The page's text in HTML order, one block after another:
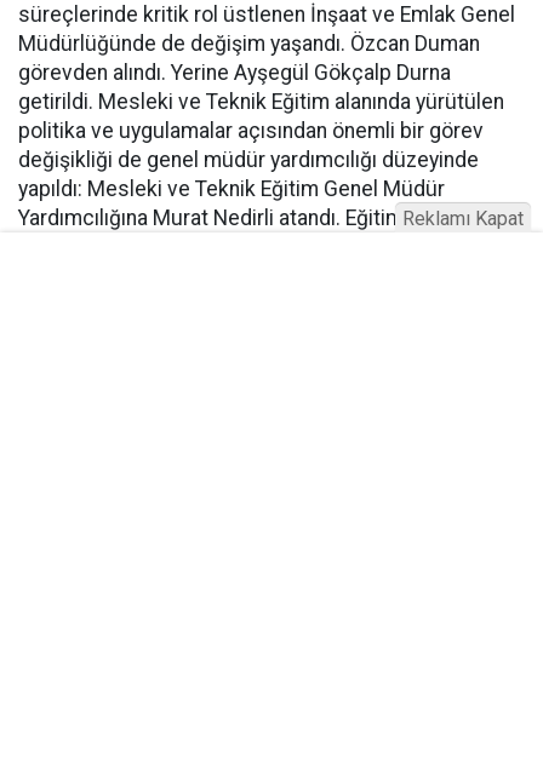
süreçlerinde kritik rol üstlenen İnşaat ve Emlak Genel
Müdürlüğünde de değişim yaşandı. Özcan Duman
görevden alındı. Yerine Ayşegül Gökçalp Durna
getirildi. Mesleki ve Teknik Eğitim alanında yürütülen
politika ve uygulamalar açısından önemli bir görev
değişikliği de genel müdür yardımcılığı düzeyinde
yapıldı: Mesleki ve Teknik Eğitim Genel Müdür
Yardımcılığına Murat Nedirli atandı. Eğitim programları,
Reklamı Kapat